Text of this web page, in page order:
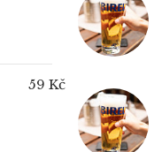
59 Kč